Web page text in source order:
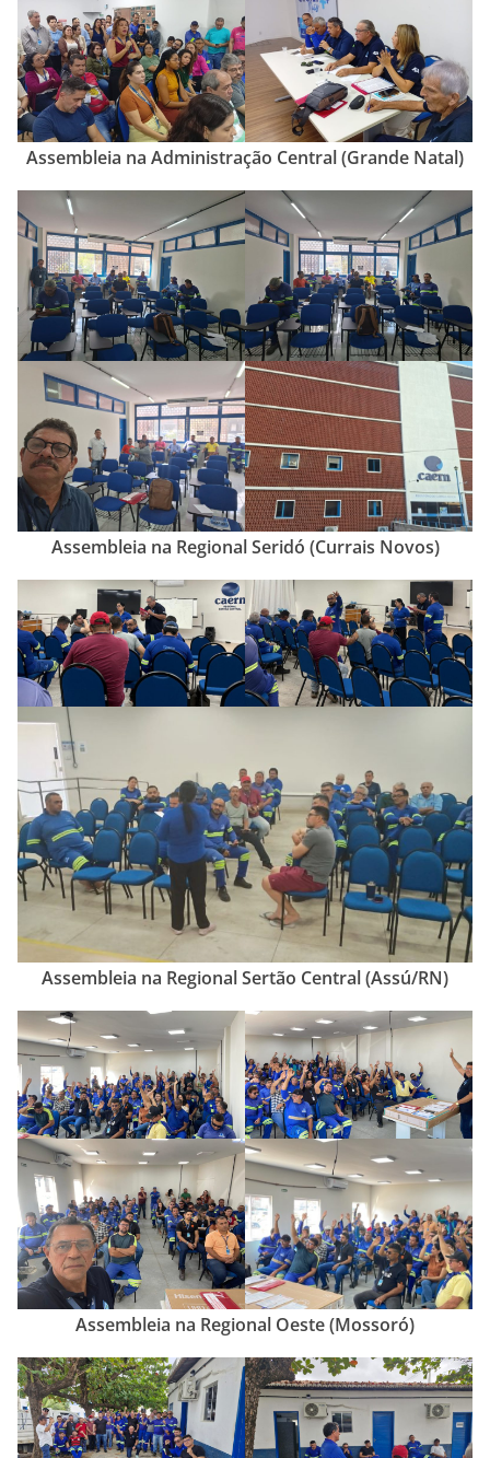
Assembleia na Administração Central (Grande Natal)
Assembleia na Regional Seridó (Currais Novos)
Assembleia na Regional Sertão Central (Assú/RN)
Assembleia na Regional Oeste (Mossoró)